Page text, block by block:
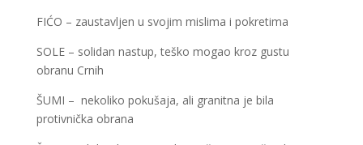
FIĆO – zaustavljen u svojim mislima i pokretima
SOLE – solidan nastup, teško mogao kroz gustu
obranu Crnih
ŠUMI – nekoliko pokušaja, ali granitna je bila
protivnička obrana